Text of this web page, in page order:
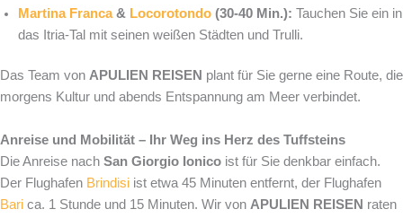
Martina Franca& Locorotondo (30-40 Min.): Tauchen Sie ein in
das Itria-Tal mit seinen weißen Städten und Trulli.
Das Team von APULIEN REISEN plant für Sie gerne eine Route, die
morgens Kultur und abends Entspannung am Meer verbindet.
Anreise und Mobilität – Ihr Weg ins Herz des Tuffsteins
Die Anreise nach San Giorgio Ionico ist für Sie denkbar einfach.
Der Flughafen Brindisi ist etwa 45 Minuten entfernt, der Flughafen
Bari ca. 1 Stunde und 15 Minuten. Wir von APULIEN REISEN raten